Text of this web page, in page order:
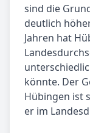
sind die
deutlich
Jahren hat
könnte. Der
Hübingen ist
er im